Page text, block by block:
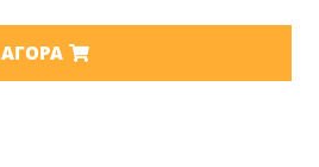
ΑΓΟΡΆ